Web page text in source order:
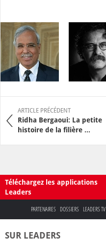
ARTICLE PRÉCÉDENT
Ridha Bergaoui: La petite
histoire de la filière ...
Téléchargez les applications
Leaders
PARTENAIRES DOSSIERS LEADERS TV
SUR LEADERS